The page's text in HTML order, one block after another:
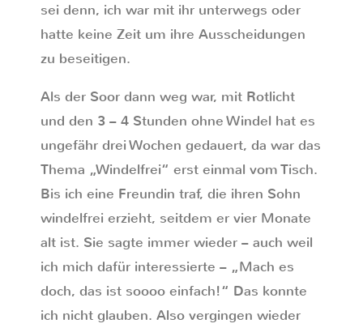
sei denn, ich war mit ihr unterwegs oder
hatte keine Zeit um ihre Ausscheidungen
zu beseitigen.
Als der Soor dann weg war, mit Rotlicht
und den 3 – 4 Stunden ohne Windel hat es
ungefähr drei Wochen gedauert, da war das
Thema „Windelfrei“ erst einmal vom Tisch.
Bis ich eine Freundin traf, die ihren Sohn
windelfrei erzieht, seitdem er vier Monate
alt ist. Sie sagte immer wieder – auch weil
ich mich dafür interessierte – „Mach es
doch, das ist soooo einfach!“ Das konnte
ich nicht glauben. Also vergingen wieder